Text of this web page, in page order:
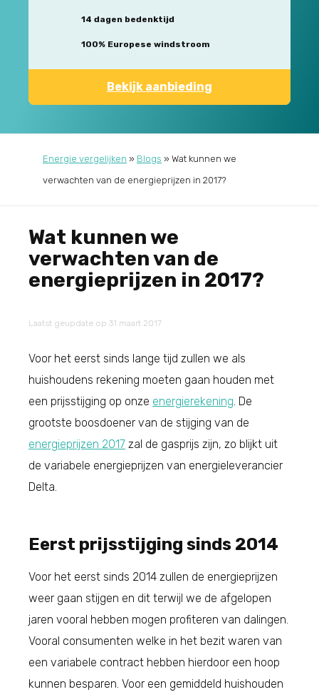
14 dagen bedenktijd
100% Europese windstroom
Bekijk aanbieding
Energie vergelijken » Blogs » Wat kunnen we
verwachten van de energieprijzen in 2017?
Wat kunnen we
verwachten van de
energieprijzen in 2017?
Laatst geupdate op 31 maart 2017
Voor het eerst sinds lange tijd zullen we als
huishoudens rekening moeten gaan houden met
een prijsstijging op onze energierekening . De
grootste boosdoener van de stijging van de
energieprijzen 2017 zal de gasprijs zijn, zo blijkt uit
de variabele energieprijzen van energieleverancier
Delta.
Eerst prijsstijging sinds 2014
Voor het eerst sinds 2014 zullen de energieprijzen
weer gaan stijgen en dit terwijl we de afgelopen
jaren vooral hebben mogen profiteren van dalingen.
Vooral consumenten welke in het bezit waren van
een variabele contract hebben hierdoor een hoop
kunnen besparen. Voor een gemiddeld huishouden